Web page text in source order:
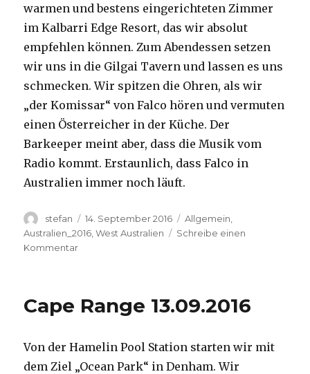
warmen und bestens eingerichteten Zimmer
im Kalbarri Edge Resort, das wir absolut
empfehlen können. Zum Abendessen setzen
wir uns in die Gilgai Tavern und lassen es uns
schmecken. Wir spitzen die Ohren, als wir
„der Komissar“ von Falco hören und vermuten
einen Österreicher in der Küche. Der
Barkeeper meint aber, dass die Musik vom
Radio kommt. Erstaunlich, dass Falco in
Australien immer noch läuft.
Autor
stefan
Veröffentlicht
am
14. September 2016 Kategorien
Allgemein
Australien_2016 ,West Australien
Schreibe einen
Kommentarzu
Cape Range 13.09.2016
Von der Hamelin Pool Station starten wir mit
dem Ziel „Ocean Park“ in Denham. Wir